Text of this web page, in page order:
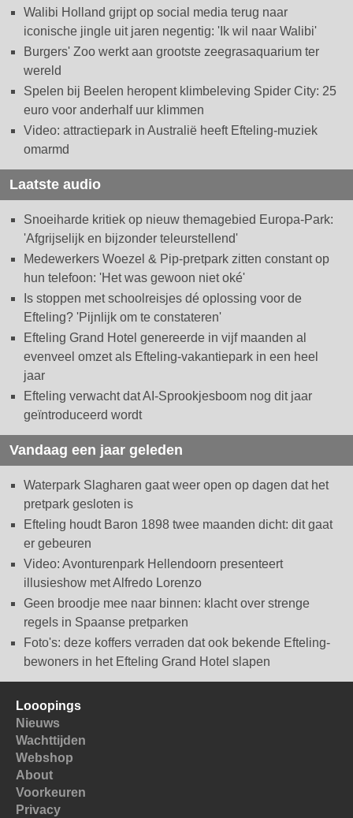
Walibi Holland grijpt op social media terug naar
iconische jingle uit jaren negentig: 'Ik wil naar Walibi'
Burgers' Zoo werkt aan grootste zeegrasaquarium ter
wereld
Spelen bij Beelen heropent klimbeleving Spider City: 25
euro voor anderhalf uur klimmen
Video: attractiepark in Australië heeft Efteling-muziek
omarmd
Laatste audio
Snoeiharde kritiek op nieuw themagebied Europa-Park:
'Afgrijselijk en bijzonder teleurstellend'
Medewerkers Woezel & Pip-pretpark zitten constant op
hun telefoon: 'Het was gewoon niet oké'
Is stoppen met schoolreisjes dé oplossing voor de
Efteling? 'Pijnlijk om te constateren'
Efteling Grand Hotel genereerde in vijf maanden al
evenveel omzet als Efteling-vakantiepark in een heel
jaar
Efteling verwacht dat AI-Sprookjesboom nog dit jaar
geïntroduceerd wordt
Vandaag een jaar geleden
Waterpark Slagharen gaat weer open op dagen dat het
pretpark gesloten is
Efteling houdt Baron 1898 twee maanden dicht: dit gaat
er gebeuren
Video: Avonturenpark Hellendoorn presenteert
illusieshow met Alfredo Lorenzo
Geen broodje mee naar binnen: klacht over strenge
regels in Spaanse pretparken
Foto's: deze koffers verraden dat ook bekende Efteling-
bewoners in het Efteling Grand Hotel slapen
Looopings
Nieuws
Wachttijden
Webshop
About
Voorkeuren
Privacy